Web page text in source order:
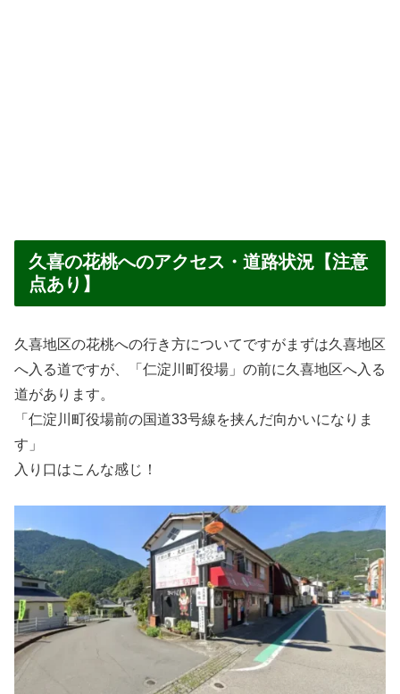
久喜の花桃へのアクセス・道路状況【注意
点あり】
久喜地区の花桃への行き方についてですがまずは久喜地区
へ入る道ですが、「仁淀川町役場」の前に久喜地区へ入る
道があります。
「仁淀川町役場前の国道33号線を挟んだ向かいになりま
す」
入り口はこんな感じ！